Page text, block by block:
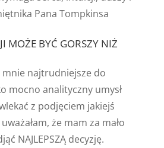
Pana Tompkinsa
MOŻE BYĆ GORSZY NIŻ
mnie najtrudniejsze do
mocno analityczny umysł
z podjęciem jakiejś
że mam za mało
NAJLEPSZĄ decyzję.